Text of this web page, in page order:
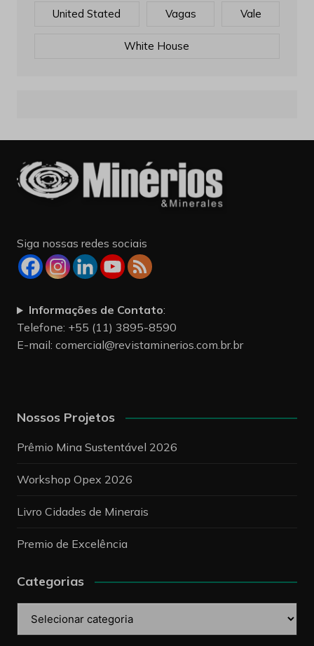
United Stated Vagas Vale
White House
Siga nossas redes sociais
Informações de Contato:
Telefone: +55 (11) 3895-8590
E-mail: comercial@revistaminerios.com.br.br
Nossos Projetos
Prêmio Mina Sustentável 2026
Workshop Opex 2026
Livro Cidades de Minerais
Premio de Excelência
Categorias